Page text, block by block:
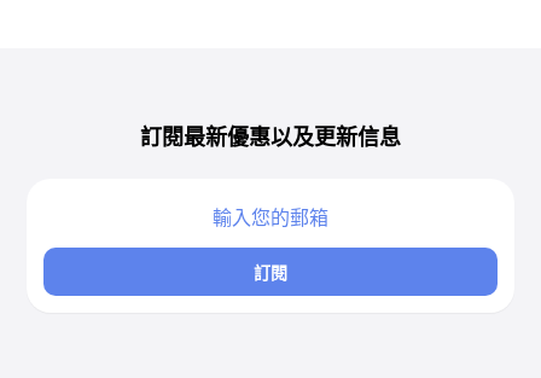
訂閱最新優惠以及更新信息
訂閱